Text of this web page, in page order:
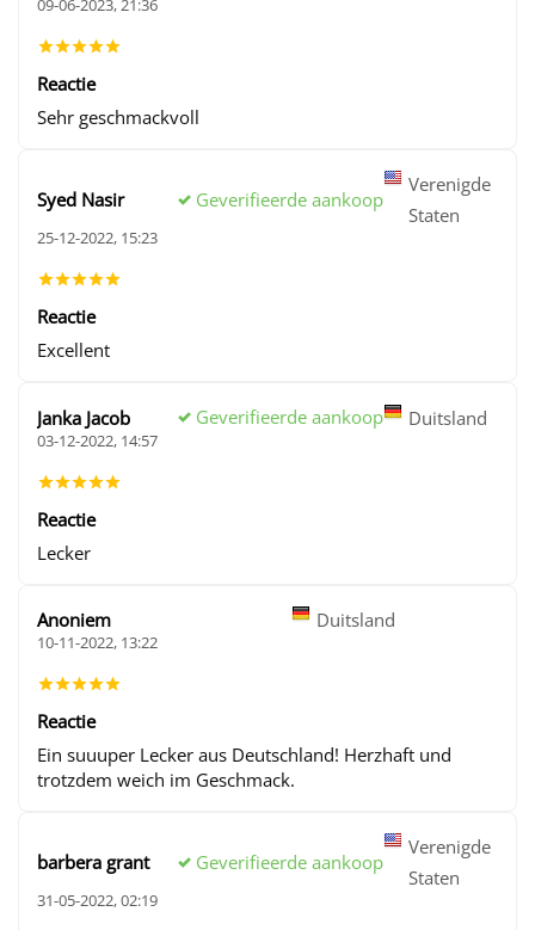
09-06-2023, 21:36
Reactie
Sehr geschmackvoll
Syed Nasir Geverifieerde aankoop
Verenigde
Staten
25-12-2022, 15:23
Reactie
Excellent
Janka Jacob Geverifieerde aankoop Duitsland
03-12-2022, 14:57
Reactie
Lecker
Anoniem Duitsland
10-11-2022, 13:22
Reactie
Ein suuuper Lecker aus Deutschland! Herzhaft und
trotzdem weich im Geschmack.
barbera grant Geverifieerde aankoop
Verenigde
Staten
31-05-2022, 02:19